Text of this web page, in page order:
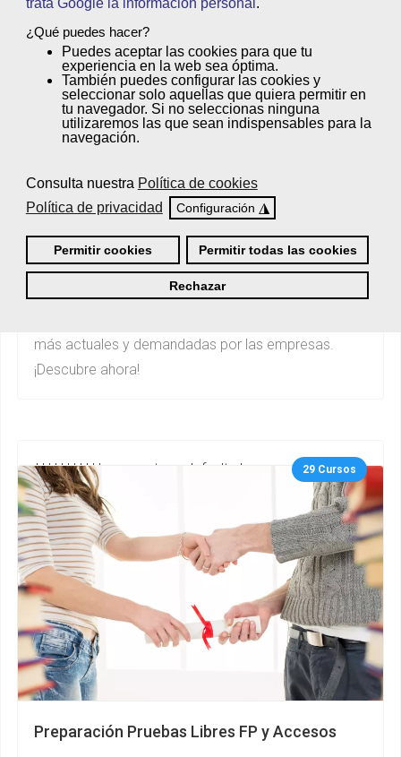
¿Qué puedes hacer?
Puedes aceptarlas cookies para que tu
experiencia en la web sea óptima.
También puedes configurarlas cookies y
seleccionar solo aquellas que quiera permitir en
tu navegador. Si no seleccionas ninguna
utilizaremos las que sean indispensables para la
navegación.
Consulta nuestra Política de cookies
Política de privacidad
Configuración ◮
Permitir cookies Permitir todas las cookies
Rechazar
más actuales y demandadas por las empresas.
¡Descubre ahora!
***********gurupcategs default.php 29 Cursos
Preparación Pruebas Libres FP y Accesos